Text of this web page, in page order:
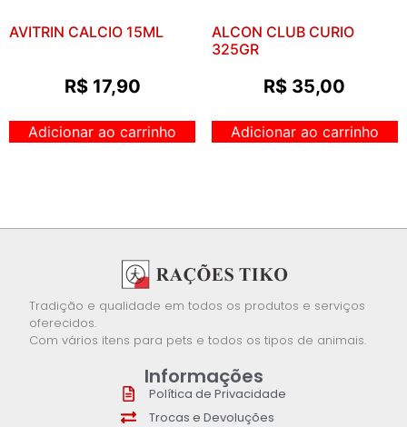
AVITRIN CALCIO 15ML
R$17,90
Adicionar ao carrinho
ALCON CLUB CURIO
325GR
R$ 35,00
Adicionar ao carrinho
Tradição e qualidade em todos os produtos e serviços
oferecidos.
Com vários itens para pets e todos os tipos de animais.
Informações
Política de Privacidade
Trocas e Devoluções